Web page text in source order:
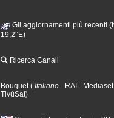
Gli aggiornamenti più recenti
19,2°E)
Ricerca Canali
Bouquet( Italiano - RAI - Mediaset
TivùSat)